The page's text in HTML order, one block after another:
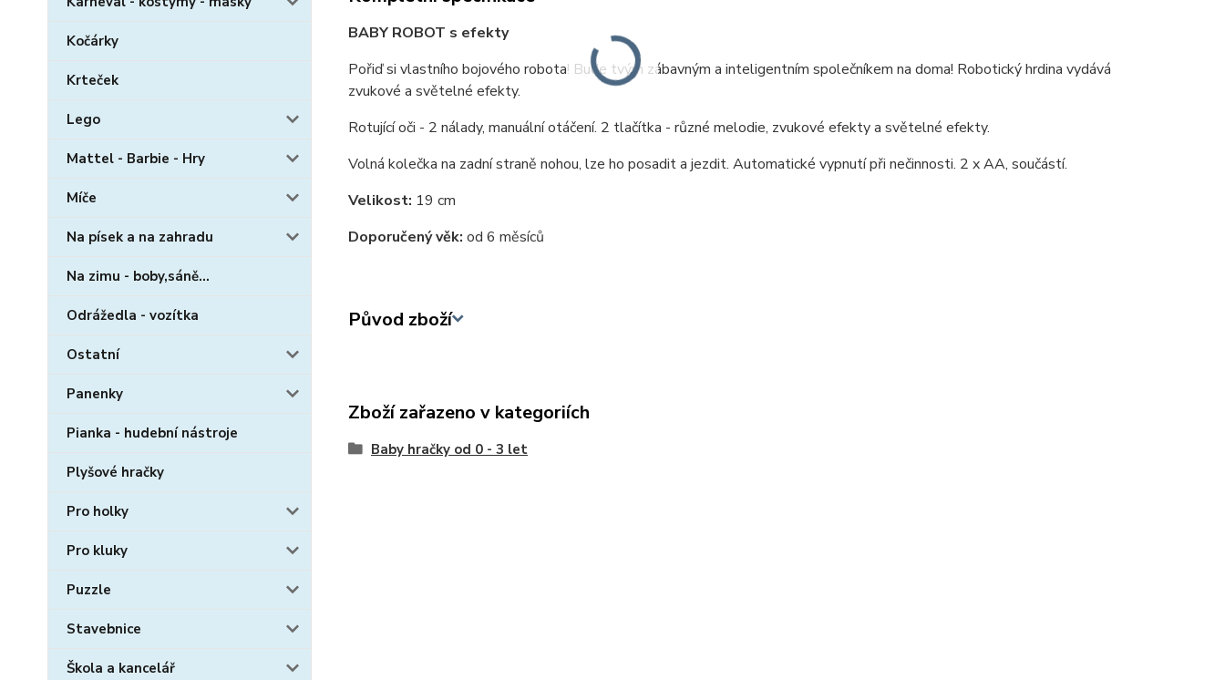
Kočárky
Krteček
Lego
Mattel - Barbie - Hry
Míče
Na písek a na zahradu
Na zimu - boby,sáně...
Odrážedla - vozítka
Ostatní
Panenky
Pianka - hudební nástroje
Plyšové hračky
Pro holky
Pro kluky
Puzzle
Stavebnice
Škola a kancelář
BABY ROBOT s efekty
Pořiď si vlastního bojového robota! Bude tvým zábavným a inteligentním společníkem na doma! Robotický hrdina vydává
zvukové a světelné efekty.
Rotující oči - 2 nálady, manuální otáčení. 2 tlačítka - různé melodie, zvukové efekty a světelné efekty.
Volná kolečka na zadní straně nohou, lze ho posadit a jezdit. Automatické vypnutí při nečinnosti. 2 x AA, součástí.
Velikost: 19 cm
Doporučený věk: od 6 měsíců
Původ zboží
Zboží zařazeno v kategoriích
Baby hračky od 0 - 3 let